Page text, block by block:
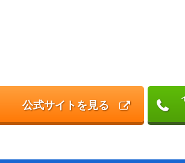
公式サイトを見る